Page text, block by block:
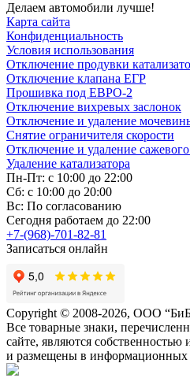
Делаем автомобили лучше!
Карта сайта
Конфиденциальность
Условия использования
Отключение продувки
Отключение клапана ЕГР
Прошивка под ЕВРО-2
Отключение вихревых заслонок
Отключение и удаление
Снятие ограничителя скорости
Отключение и удаление
Удаление катализатора
Пн-Пт: с 10:00 до 22:00
Сб: с 10:00 до 20:00
Вс: По согласованию
Сегодня работаем до 22:00
+7-(968)-701-82-81
Записаться онлайн
Copyright © 2008-2026, ООО
Все товарные знаки,
сайте, являются собственностью
и размещены в информационных